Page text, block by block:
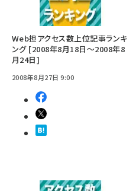
Web担アクセス数上位記事ランキ
ング [2008年8月18日～2008年8
月24日]
2008年8月27日 9:00